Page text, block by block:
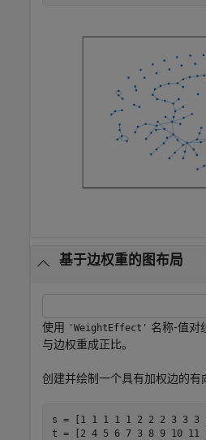
基于边权重的图布局
使用 'WeightEffect' 名称-值对
与边权重成正比。
创建并绘制一个具有加权边的有
s = [1 1 1 1 1 2 2 2 3 3 3
t = [2 4 5 6 7 3 8 9 10 11